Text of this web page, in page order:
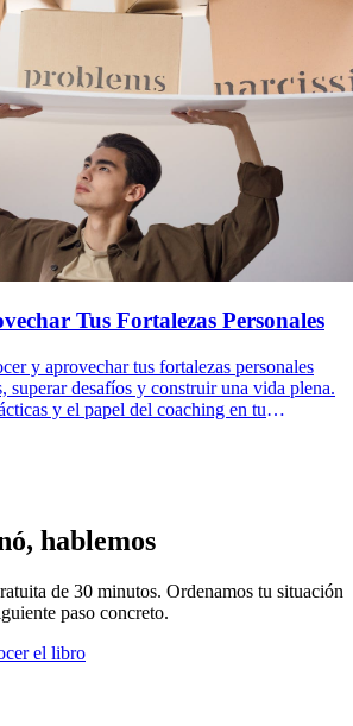
Tus Fortalezas Personales
y aprovechar tus fortalezas personales
superar desafíos y construir una vida plena.
y el papel del coaching en tu
hablemos
de 30 minutos. Ordenamos tu situación
paso concreto.
el libro